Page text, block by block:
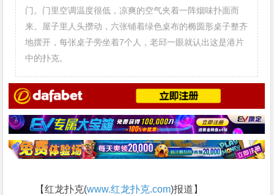
门。门里空调温度很低，凉爽的空气夹着一阵烟味扑面而
来。屋子里人头攒动，六张铺着绿色桌布的椭圆形桌子整齐
地摆开，每张桌子旁坐着7个人，老邱一眼就认出这是港片
中的扑克。
【红龙扑克(www.红龙扑克.com)报道】